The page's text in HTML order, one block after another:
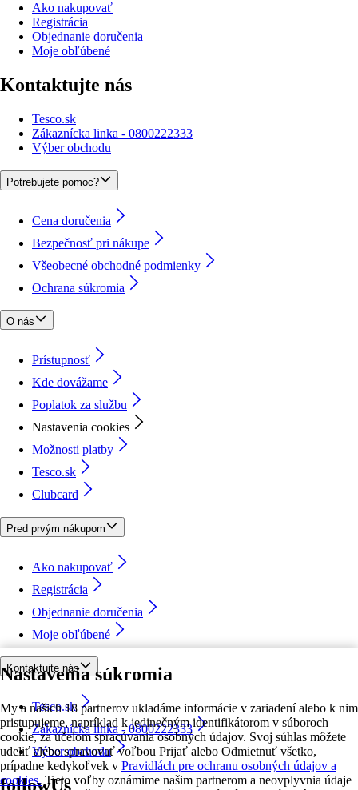
Nastavenia súkromia
My a našich 18 partnerov ukladáme informácie v zariadení alebo k nim
pristupujeme, napríklad k jedinečným identifikátorom v súboroch
cookie, za účelom spracúvania osobných údajov. Svoj súhlas môžete
udeliť alebo spravovať voľbou Prijať alebo Odmietnuť všetko,
prípadne kedykoľvek v Pravidlách pre ochranu osobných údajov a
cookies. Tieto voľby oznámime našim partnerom a neovplyvnia údaje
Ako nakupovať
Registrácia
Objednanie doručenia
Moje obľúbené
Kontaktujte nás
Tesco.sk
Zákaznícka linka - 0800222333
Výber obchodu
Potrebujete pomoc?
Cena doručenia
Bezpečnosť pri nákupe
Všeobecné obchodné podmienky
Ochrana súkromia
O nás
Prístupnosť
Kde dovážame
Poplatok za službu
Nastavenia cookies
Možnosti platby
Tesco.sk
Clubcard
Pred prvým nákupom
Ako nakupovať
Registrácia
Objednanie doručenia
Moje obľúbené
Kontaktujte nás
Tesco.sk
Zákaznícka linka - 0800222333
Výber obchodu
followUs